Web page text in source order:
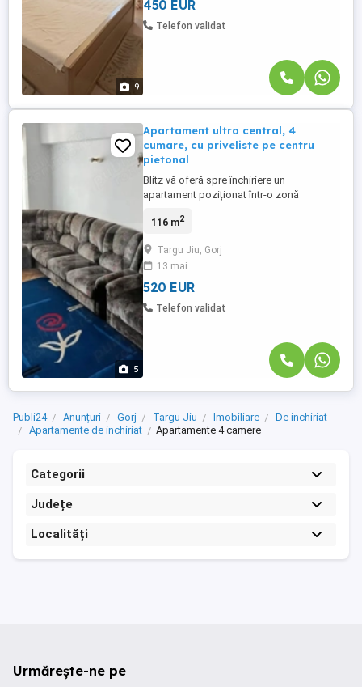
9
450 EUR
Telefon validat
5
Apartament ultra central, 4
cumare, cu priveliste pe centru
pietonal
Blitz vă oferă spre închiriere un
apartament poziționat într-o zonă
pietonal, ideal pentru cei care își doresc
toate punctele de interes ale orașului.
Apartamentul este pozitionat in Târgu Jiu,
Str. Victoriei – Centru ...
116 m2
Targu Jiu, Gorj
13 mai
520 EUR
Telefon validat
Publi24 Anunțuri Gorj Targu Jiu Imobiliare
De inchiriat
Apartamente de inchiriat
Apartamente 4 camere
Categorii
Județe
Localități
Urmărește-ne pe